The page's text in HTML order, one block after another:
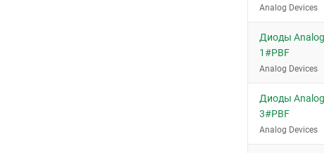
Analog Devices
Диоды Analog
1#PBF
Analog Devices
Диоды Analog
3#PBF
Analog Devices